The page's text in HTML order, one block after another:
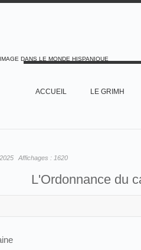
DANS LE MONDE HISPANIQUE
ACCUEIL LE GRIMH
Affichages : 1620
L'Ordonnance du